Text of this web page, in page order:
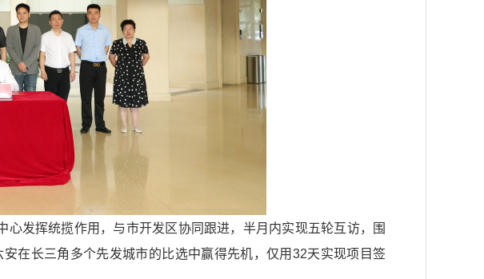
发挥统揽作用，与市开发区协同跟进，半月内实现五轮互访，围
在长三角多个先发城市的比选中赢得先机，仅用32天实现项目签